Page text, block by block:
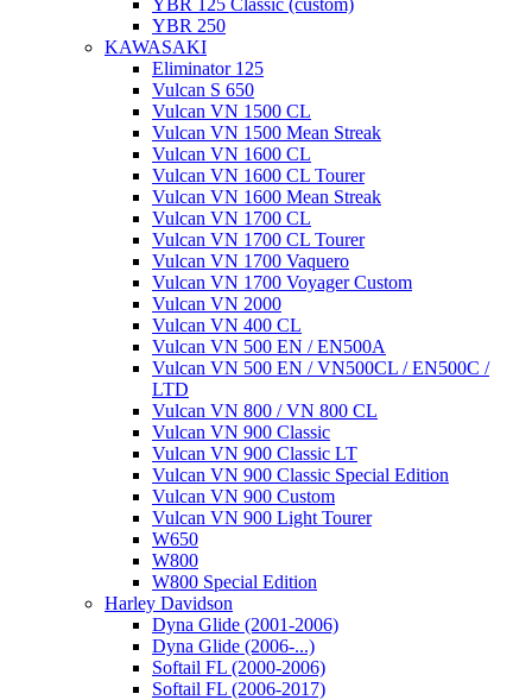
YBR 125 Classic (custom)
YBR 250
KAWASAKI
Eliminator 125
Vulcan S 650
Vulcan VN 1500 CL
Vulcan VN 1500 Mean Streak
Vulcan VN 1600 CL
Vulcan VN 1600 CL Tourer
Vulcan VN 1600 Mean Streak
Vulcan VN 1700 CL
Vulcan VN 1700 CL Tourer
Vulcan VN 1700 Vaquero
Vulcan VN 1700 Voyager Custom
Vulcan VN 2000
Vulcan VN 400 CL
Vulcan VN 500 EN / EN500A
Vulcan VN 500 EN / VN500CL / EN500C /
LTD
Vulcan VN 800 / VN 800 CL
Vulcan VN 900 Classic
Vulcan VN 900 Classic LT
Vulcan VN 900 Classic Special Edition
Vulcan VN 900 Custom
Vulcan VN 900 Light Tourer
W650
W800
W800 Special Edition
Harley Davidson
Dyna Glide (2001-2006)
Dyna Glide (2006-...)
Softail FL (2000-2006)
Softail FL (2006-2017)